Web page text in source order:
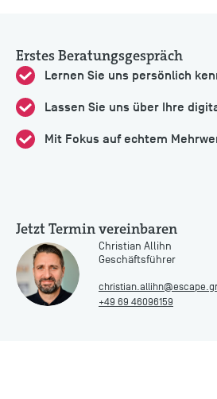
Erstes Beratungsgespräch
Lernen Sie uns persönlich
Lassen Sie uns über Ihre
Mit Fokus auf echtem
Jetzt Termin vereinbaren
Christian Allihn
Geschäftsführer
+49 69 46096159